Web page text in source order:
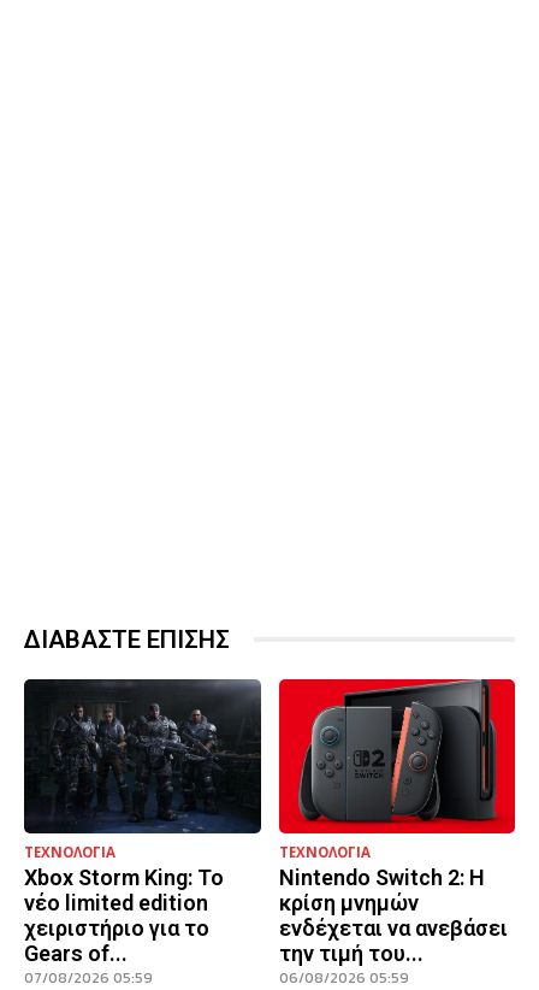
ΔΙΑΒΑΣΤΕ ΕΠΙΣΗΣ
ΤΕΧΝΟΛΟΓΙΑ
Xbox Storm King: Το
νέο limited edition
χειριστήριο για το
Gears of...
07/08/2026 05:59
ΤΕΧΝΟΛΟΓΙΑ
Nintendo Switch 2: Η
κρίση μνημών
ενδέχεται να ανεβάσει
την τιμή του...
06/08/2026 05:59